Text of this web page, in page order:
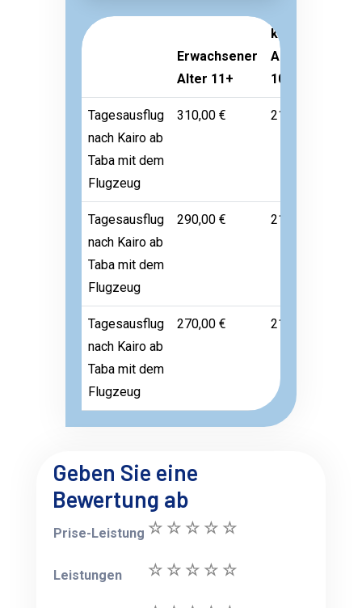
Erwachsener
Alter 11+
kind
Alter 3-
10
Tagesausflug
nach Kairo ab
Taba mit dem
Flugzeug
310,00 € 210,00 €
Tagesausflug
nach Kairo ab
Taba mit dem
Flugzeug
290,00 € 210,00 €
Tagesausflug
nach Kairo ab
Taba mit dem
Flugzeug
270,00 € 210,00 €
Geben Sie eine
Bewertung ab
Prise-Leistung
Leistungen